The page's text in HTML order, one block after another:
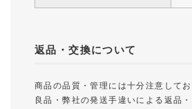
返品・交換について
商品の品質・管理には十分注意して
良品・弊社の発送手違いによる返品